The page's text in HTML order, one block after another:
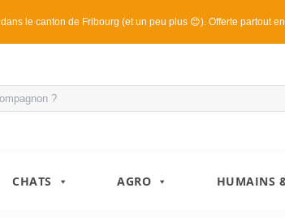
dans le canton de Fribourg (et un peu plus 😊). Offerte partout
CHATS AGRO HUMAINS